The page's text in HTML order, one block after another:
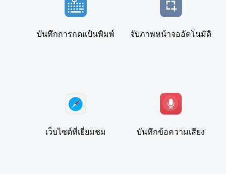
บันทึกการกดแป้นพิมพ์ จับภาพหน้าจออัตโนมัติ
เว็บไซต์ที่เยี่ยมชม บันทึกข้อความเสียง